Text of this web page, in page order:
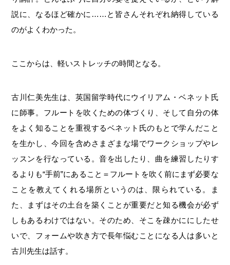
説に、なるほど確かに……と皆さんそれぞれ納得している
のがよくわかった。
ここからは、軽いストレッチの時間となる。
古川仁美先生は、英国留学時代にウイリアム・ベネット氏
に師事。フルートを吹くための体づくり、そして自分の体
をよく知ることを重視するベネット氏のもとで学んだこと
を生かし、今回を含めさまざまな場でワークショップやレ
ッスンを行なっている。音を出したり、曲を練習したりす
るよりも“手前”にあること＝フルートを吹く前にまず必要な
ことを教えてくれる場所というのは、限られている。ま
た、まずはその土台を築くことが重要だと知る機会が必ず
しもあるわけではない。そのため、そこを疎かににしたせ
いで、フォームや吹き方で長年悩むことになる人は多いと
古川先生は話す。